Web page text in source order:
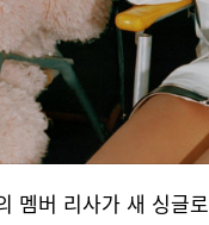
멤버 리사가 새 싱글